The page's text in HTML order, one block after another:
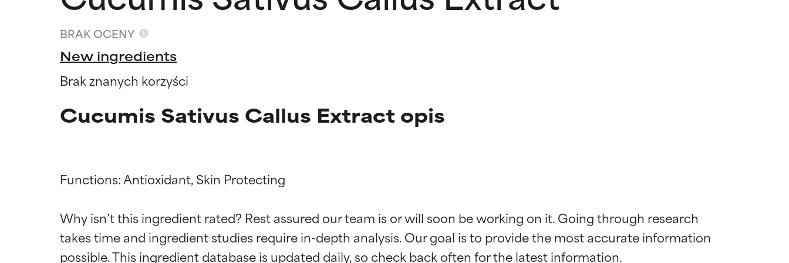
BRAK OCENY
New ingredients
Brak znanych korzyści
Cucumis Sativus Callus Extract opis
Functions: Antioxidant, Skin Protecting
Why isn’t this ingredient rated? Rest assured our team is or will soon be working on it. Going through research
takes time and ingredient studies require in-depth analysis. Our goal is to provide the most accurate information
Oceny składników
BEST
Oceny składników
BEST